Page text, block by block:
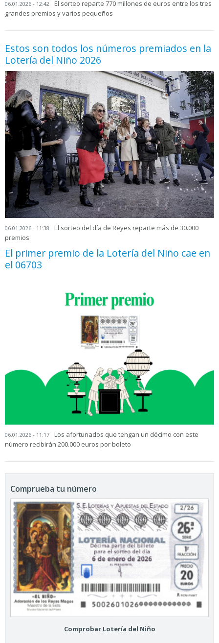
06.01.2026 - 12:42
El sorteo reparte 770 millones de euros entre los tres
grandes premios y varios pequeños
Estos son todos los números premiados en la
Lotería del Niño 2026
06.01.2026 - 11:38
El sorteo del día de Reyes reparte más de 30.000
premios
El primer premio de la Lotería del Niño cae en
el 06703
06.01.2026 - 11:17
Los afortunados que tengan un décimo con este
número recibirán 200.000 euros por boleto
Comprueba tu número
Comprobar Lotería del Niño